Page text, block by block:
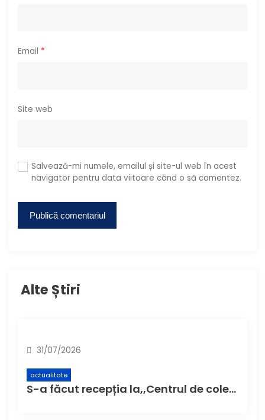
Email *
Site web
Salvează-mi numele, emailul și site-ul web în acest
navigator pentru data viitoare când o să comentez.
Alte Știri
31/07/2026
actualitate
S-a făcut recepția la,,Centrul de colectare cu aport voluntar” (CAV), unde buzoienii pot aduce deșeuri care nu încap în pubela de acasă